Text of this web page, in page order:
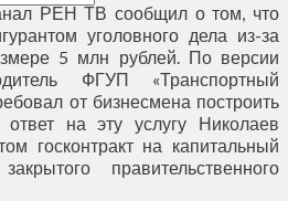
РЕН ТВ сообщил о том, что
уголовного дела из-за
5 млн рублей. По версии
ФГУП «Транспортный
от бизнесмена построить
на эту услугу Николаев
госконтракт на капитальный
правительственного